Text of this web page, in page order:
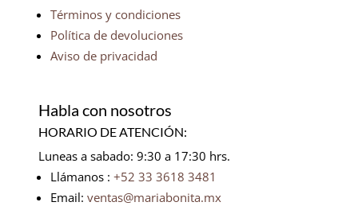
Términos y condiciones
Política de devoluciones
Aviso de privacidad
Habla con nosotros
HORARIO DE ATENCIÓN:
Luneas a sabado: 9:30 a 17:30 hrs.
Llámanos : +52 33 3618 3481
Email: ventas@mariabonita.mx